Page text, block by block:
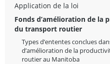
Application de la loi
Fonds d’amélioration de la
du transport routier
Types d’ententes conclues
d’amélioration de la
routier au Manitoba